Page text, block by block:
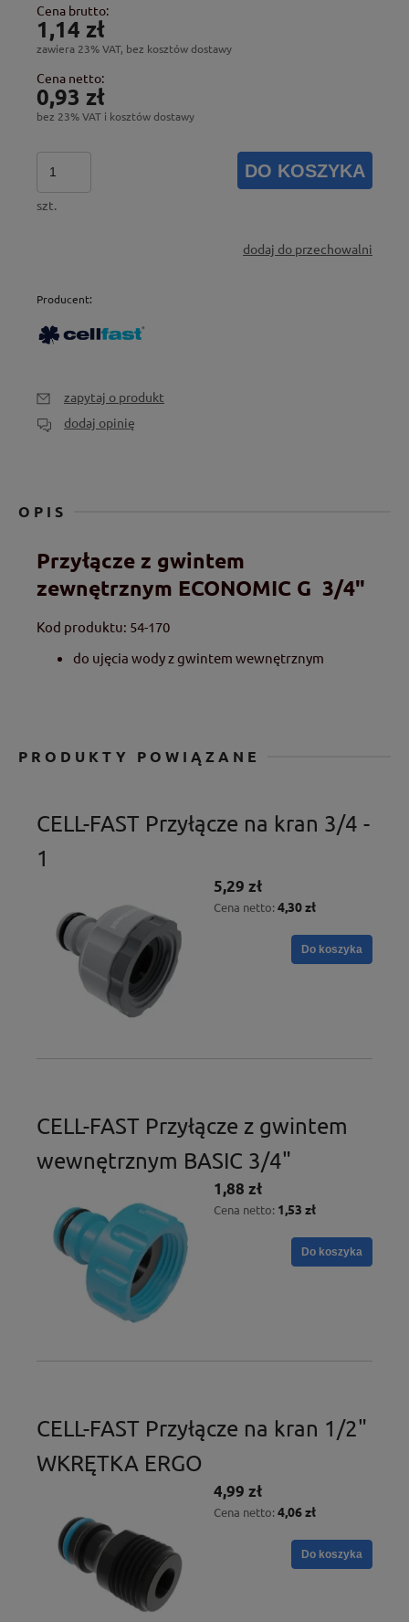
Cena brutto:
1,14 zł
zawiera 23% VAT, bez kosztów dostawy
Cena netto:
0,93 zł
bez 23% VAT i kosztów dostawy
szt.
DO KOSZYKA
dodaj do przechowalni
Producent:
zapytaj o produkt
dodaj opinię
OPIS
Przyłącze z gwintem
zewnętrznym ECONOMIC G 3/4"
Kod produktu: 54-170
do ujęcia wody z gwintem wewnętrznym
PRODUKTY POWIĄZANE
CELL-FAST Przyłącze na kran 3/4 -
1
5,29 zł
Cena netto: 4,30 zł
Do koszyka
CELL-FAST Przyłącze z gwintem
wewnętrznym BASIC 3/4"
1,88 zł
Cena netto: 1,53 zł
Do koszyka
CELL-FAST Przyłącze na kran 1/2"
WKRĘTKA ERGO
4,99 zł
Cena netto: 4,06 zł
Do koszyka